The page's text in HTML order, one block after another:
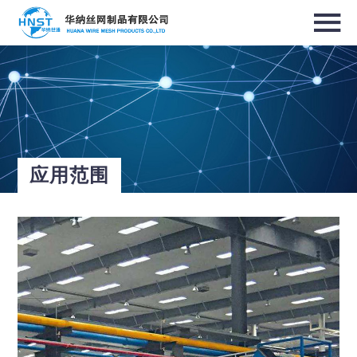
选择国家／地区
亚洲
中华人民共和国
North & South America
USA / English
Canada / English
应用范围